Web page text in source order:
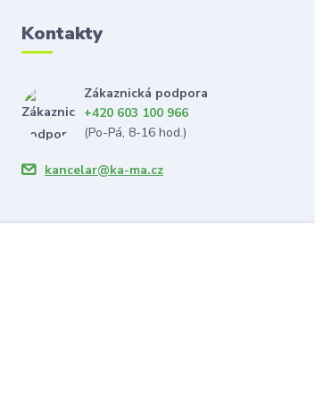
Kontakty
Zákaznická podpora
+420 603 100 966
(Po-Pá, 8-16 hod.)
kancelar@ka-ma.cz